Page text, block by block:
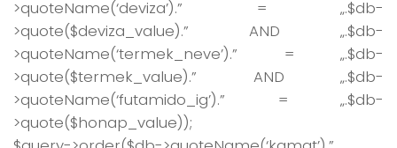
>quoteName(‘deviza’).” = „.$db-
>quote($deviza_value).” AND „.$db-
>quoteName(‘termek_neve’).” = „.$db-
>quote($termek_value).” AND „.$db-
>quoteName(‘futamido_ig’).” = „.$db-
>quote($honap_value));